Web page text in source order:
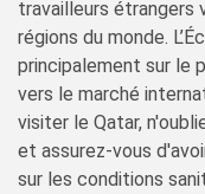
travailleurs étrangers
régions du monde.
principalement sur le
vers le marché
visiter le Qatar,
et assurez-vous
sur les conditions